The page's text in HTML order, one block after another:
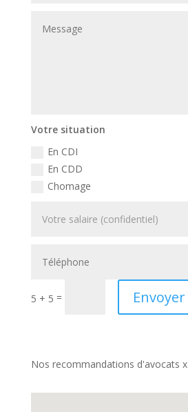
Votre situation
En CDI
En CDD
Chomage
5 + 5 = Envoyer
Nos recommandations d'avocats x